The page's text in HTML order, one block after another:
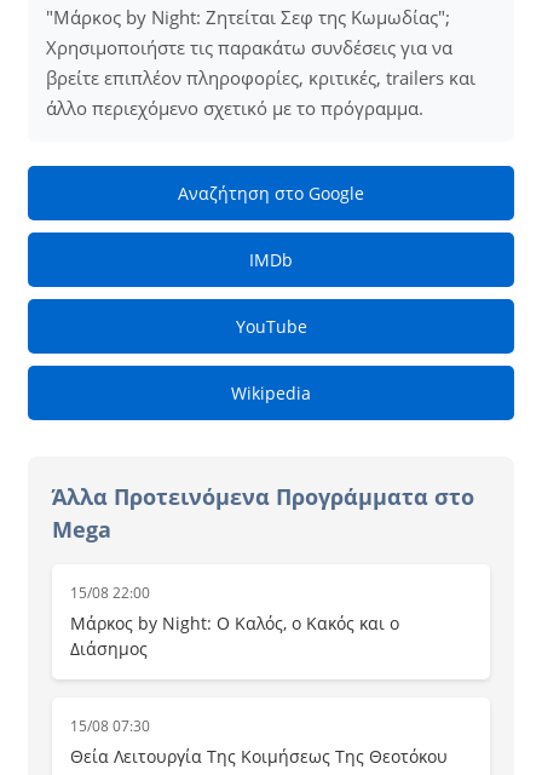
"Μάρκος by Night: Ζητείται Σεφ της Κωμωδίας";
Χρησιμοποιήστε τις παρακάτω συνδέσεις για να
βρείτε επιπλέον πληροφορίες, κριτικές, trailers και
άλλο περιεχόμενο σχετικό με το πρόγραμμα.
Αναζήτηση στο Google
IMDb
YouTube
Wikipedia
Άλλα Προτεινόμενα Προγράμματα στο
Mega
15/08 22:00
Μάρκος by Night: Ο Καλός, ο Κακός και ο
Διάσημος
15/08 07:30
Θεία Λειτουργία Της Κοιμήσεως Της Θεοτόκου